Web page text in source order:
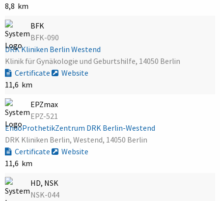
8,8 km
BFK
BFK-090
DRK Kliniken Berlin Westend
Klinik für Gynäkologie und Geburtshilfe, 14050 Berlin
Certificate
Website
11,6 km
EPZmax
EPZ-521
EndoProthetikZentrum DRK Berlin-Westend
DRK Kliniken Berlin, Westend, 14050 Berlin
Certificate
Website
11,6 km
HD, NSK
NSK-044